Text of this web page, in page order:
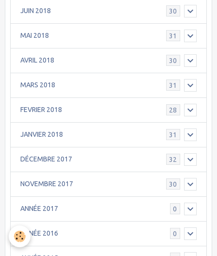
JUIN 2018 30
MAI 2018 31
AVRIL 2018 30
MARS 2018 31
FEVRIER 2018 28
JANVIER 2018 31
DÉCEMBRE 2017 32
NOVEMBRE 2017 30
ANNÉE 2017 0
ANNÉE 2016 0